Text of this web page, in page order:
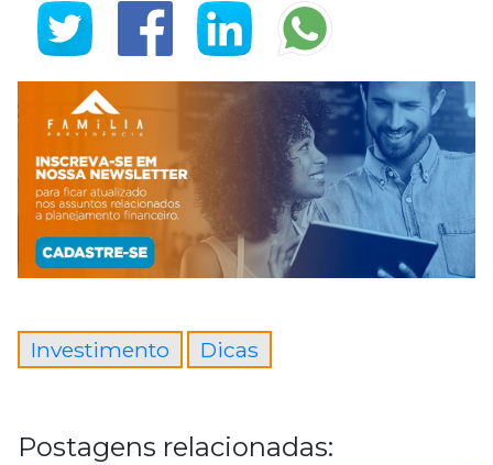
Investimento Dicas
Postagens relacionadas: